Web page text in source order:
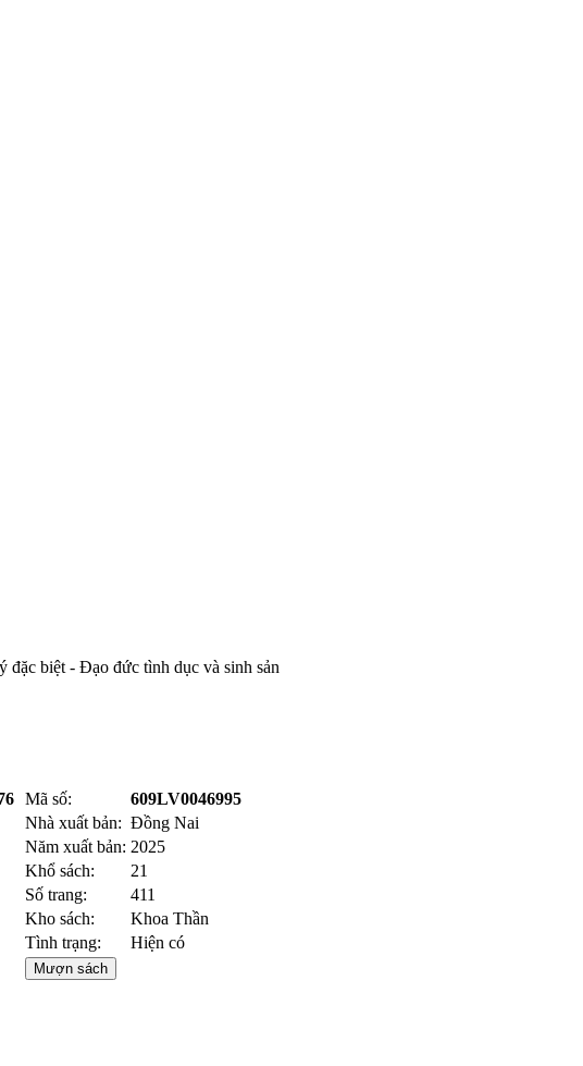
đặc biệt - Đạo đức tình dục và sinh sản
Mã số:
609LV0046995
Nhà xuất bản: Đồng Nai
Năm xuất bản: 2025
Khổ sách:
21
Số trang:
411
Kho sách:
Khoa Thần
Tình trạng:
Hiện có
Mượn sách